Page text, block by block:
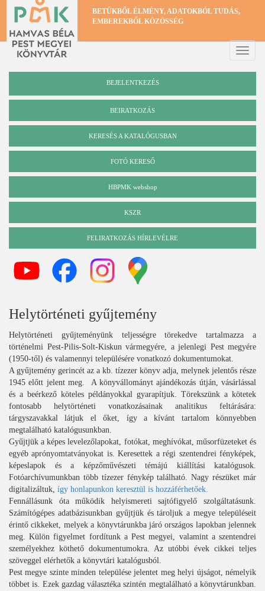
Ugrás
tartalomra
BETŰKBŐL ÉLMÉNY, ADATOKBÓL TUDÁS,
EMBEREKBŐL KÖZÖSSÉG
Toggle
BEJELENTKEZÉS
BEIRATKOZÁS
Katalógus
KERESÉS A KATALÓGUSBAN
FOTÓ KERESŐ
HBPMK webshop
KSZR
FELIRATKOZÁS HÍRLEVÉLRE
Helytörténeti gyűjtemény
Helytörténeti gyűjteményünk teljességre törekedve tartalmazza a
történelmi Pest-Pilis-Solt-Kiskun vármegyére, a jelenlegi Pest megyére
(1950-től) és valamennyi településére vonatkozó dokumentumokat.
A gyűjtemény gerincét az a kb. tízezer könyv adja, melynek jelentős része
1945 előtt jelent meg. A könyvállományt ajándékozás útján, vásárlással
és a beérkező köteles példányokkal gyarapítjuk. Törekszünk a kötetek
fontosabb helytörténeti vonatkozásainak analitikus feltárására:
tárgyszavakkal látjuk el őket, így a kívánt tartalom könnyebben
megtalálható katalógusunkban.
Gyűjtjük a képes levelezőlapokat, fotókat, meghívókat, műsorfüzeteket és
egyéb aprónyomtatványokat is. Keresettek a régi szentendrei fényképek,
képeslapok és a képzőművészeti témájú kiállítási katalógusok.
Fotóarchívumunkban több tízezer fénykép található. Nagy részüket már
digitalizáltuk, így honlapunkon keresztül is hozzáférhetőek.
Fennállásunk óta működik helyismereti sajtófigyelő szolgáltatásunk.
Számítógépes adatbázisunkban gyűjtjük és tároljuk a megye településeit
érintő cikkeket, melyek a könyvtárunkba járó országos lapokban jelennek
meg. Külön figyelmet fordítunk a Pest megyei, valamint a szentendrei
személyekhez köthető dokumentumokra. Az utóbbi évek cikkei teljes
szöveggel elérhetők a könyvtári katalógusból.
Pest megye szinte minden települése jelentet meg helyi újságot, némelyik
többet is. Ezek gazdag választéka szintén megtalálható a könyvtárunkban.